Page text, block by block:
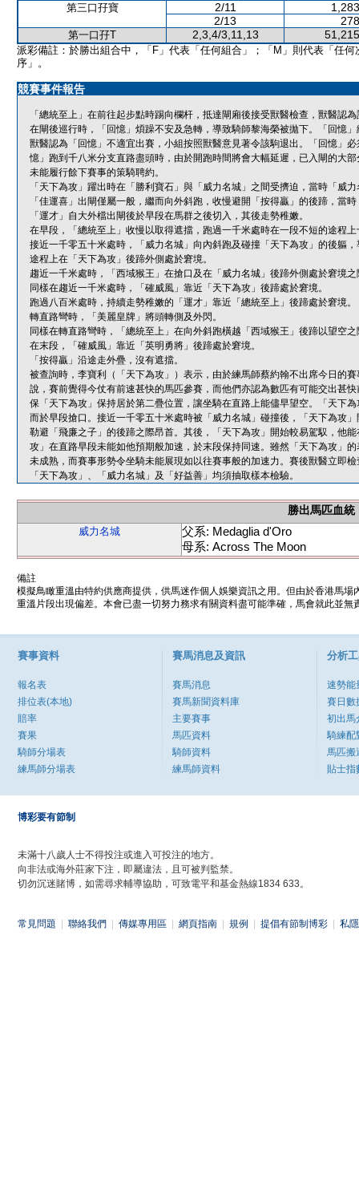
第三口孖寶 2/11
2/13
第一口孖T 2,3,4/3,11,13
派彩備註：於勝出組合中，「F」代表「任何組合」；「M」則代表「任何
序」。
競賽事件報告
「總統至上」在前往起步點時踢向欄杆，抵達閘廂後接受獸
在閘後巡行時，「回憶」煩躁不安及急轉，導致騎師黎海榮被拋下。「回憶
獸醫認為「回憶」不適宜出賽，小組按照獸醫意見著令該駒退出。「回憶」
憶」跑到千八米分支直路盡頭時，由於開跑時間將會大幅延遲，已入閘的大
未能履行餘下賽事的策騎聘約。
「天下為攻」躍出時在「勝利寶石」與「威力名城」之間受擠迫，當時「威
「佳運喜」出閘僅屬一般，繼而向外斜跑，收慢避開「按得贏」的後蹄，當
「運才」自大外檔出閘後於早段在馬群之後切入，其後走勢稚嫩。
在早段，「總統至上」收慢以取得遮擋，跑過一千米處時在一段不短的途程
接近一千零五十米處時，「威力名城」向內斜跑及碰撞「天下為攻」的後軀
途程上在「天下為攻」後蹄外側處於窘境。
趨近一千米處時，「西域猴王」在搶口及在「威力名城」後蹄外側處於窘境
同樣在趨近一千米處時，「確威風」靠近「天下為攻」後蹄處於窘境。
跑過八百米處時，持續走勢稚嫩的「運才」靠近「總統至上」後蹄處於窘境。
轉直路彎時，「美麗皇牌」將頭轉側及外閃。
同樣在轉直路彎時，「總統至上」在向外斜跑橫越「西域猴王」後蹄以望空
在末段，「確威風」靠近「英明勇將」後蹄處於窘境。
「按得贏」沿途走外疊，沒有遮擋。
被查詢時，李寶利（「天下為攻」）表示，由於練馬師蔡約翰不出席今日的
說，賽前覺得今仗有前速甚快的馬匹參賽，而他們亦認為數匹有可能交出甚
保「天下為攻」保持居於第二疊位置，讓坐騎在直路上能儘早望空。「天下
而於早段搶口。接近一千零五十米處時被「威力名城」碰撞後，「天下為攻
勒避「飛廉之子」的後蹄之際昂首。其後，「天下為攻」開始較易駕馭，他
攻」在直路早段未能如他預期般加速，於末段保持同速。雖然「天下為攻」
未成熟，而賽事形勢令坐騎未能展現如以往賽事般的加速力。賽後獸醫立即
「天下為攻」、「威力名城」及「好益善」均須抽取樣本檢驗。
勝出馬匹血統
威力名城
父系: Medaglia d'Oro
母系: Across The Moon
備註
模擬鳥瞰重溫由特約供應商提供，供馬迷作個人娛樂資訊之用。但由於香港馬
重溫片段出現偏差。本會已盡一切努力務求有關資料盡可能準確，馬會就此並
賽事資料
報名表
排位表(本地)
賠率
賽果
騎師分場表
練馬師分場表
賽馬消息及資訊
賽馬消息
賽馬新聞資料庫
主要賽事
馬匹資料
騎師資料
練馬師資料
分析
速勢能
賽日數
初出馬
騎練配
馬匹搬
貼士指
博彩要有節制
未滿十八歲人士不得投注或進入可投注的地方。
向非法或海外莊家下注，即屬違法，且可被判監禁。
切勿沉迷賭博，如需尋求輔導協助，可致電平和基金熱線1834 633。
常見問題 聯絡我們 傳媒專用區 網頁指南 規例 提倡有節制博彩 私